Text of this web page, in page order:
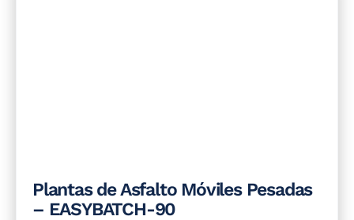
Plantas de Asfalto Móviles Pesadas
– EASYBATCH-90